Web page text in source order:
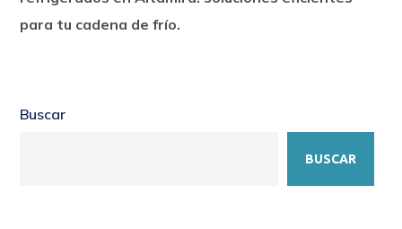
para tu cadena de frío.
Buscar
BUSCAR